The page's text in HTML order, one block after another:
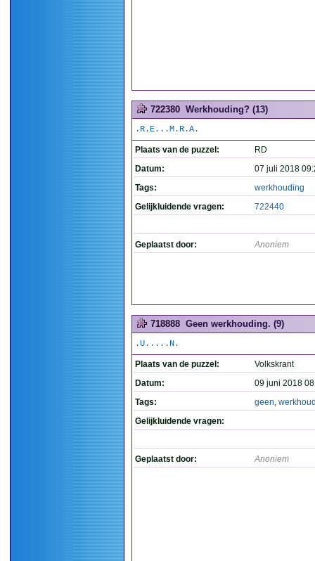
722380 Werkhouding? (13)
.R.E...M.R.A.
Plaats van de puzzel:
RD
Datum:
07 juli 2018
Tags:
werkhouding
Gelijkluidende vragen:
722440
Geplaatst door: Anoniem
718888 Geen werkhouding. (9)
.U.....N.
Plaats van de puzzel:
Volkskrant
Datum:
09 juni 2018
Tags:
geen,
Gelijkluidende vragen:
Geplaatst door: Anoniem